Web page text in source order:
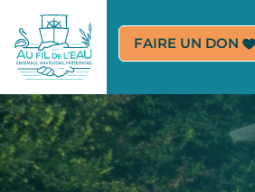
FAIRE UN DON